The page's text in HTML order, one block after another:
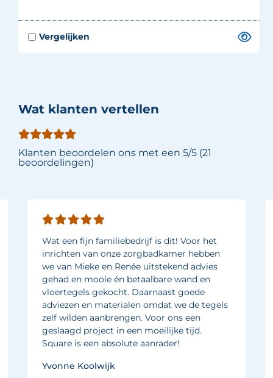
Wat klanten vertellen
Klanten beoordelen ons met een 5/5 (21
beoordelingen)
Wat een fijn familiebedrijf is dit! Voor het
inrichten van onze zorgbadkamer hebben
we van Mieke en Renée uitstekend advies
gehad en mooie én betaalbare wand en
vloertegels gekocht. Daarnaast goede
adviezen en materialen omdat we de tegels
zelf wilden aanbrengen. Voor ons een
geslaagd project in een moeilijke tijd.
Square is een absolute aanrader!
Yvonne Koolwijk